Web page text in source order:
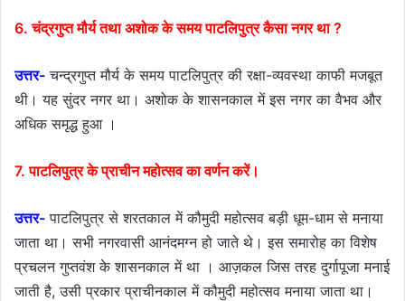
6. चंद्रगुप्त मौर्य तथा अशोक के समय पाटलिपुत्र कैसा नगर था ?
उत्तर- चन्द्रगुप्त मौर्य के समय पाटलिपुत्र की रक्षा-व्यवस्था काफी मजबूत
थी। यह सुंदर नगर था। अशोक के शासनकाल में इस नगर का वैभव और
अधिक समृद्ध हुआ ।
7. पाटलिपुत्र के प्राचीन महोत्सव का वर्णन करें।
उत्तर- पाटलिपुत्र से शरतकाल में कौमुदी महोत्सव बड़ी धूम-धाम से मनाया
जाता था। सभी नगरवासी आनंदमग्न हो जाते थे। इस समारोह का विशेष
प्रचलन गुप्तवंश के शासनकाल में था । आज़कल जिस तरह दुर्गापूजा मनाई
जाती है, उसी प्रकार प्राचीनकाल में कौमुदी महोत्सव मनाया जाता था।